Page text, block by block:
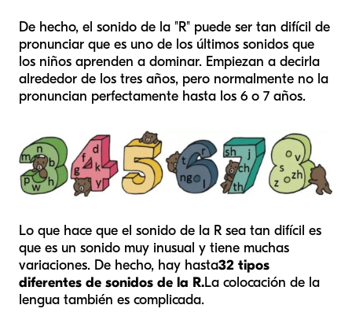
De hecho, el sonido de la "R" puede ser tan difícil de
pronunciar que es uno de los últimos sonidos que
los niños aprenden a dominar. Empiezan a decirla
alrededor de los tres años, pero normalmente no la
pronuncian perfectamente hasta los 6 o 7 años.
Lo que hace que el sonido de la R sea tan difícil es
que es un sonido muy inusual y tiene muchas
variaciones. De hecho, hay hasta32 tipos
diferentes de sonidos de la R.La colocación de la
lengua también es complicada.